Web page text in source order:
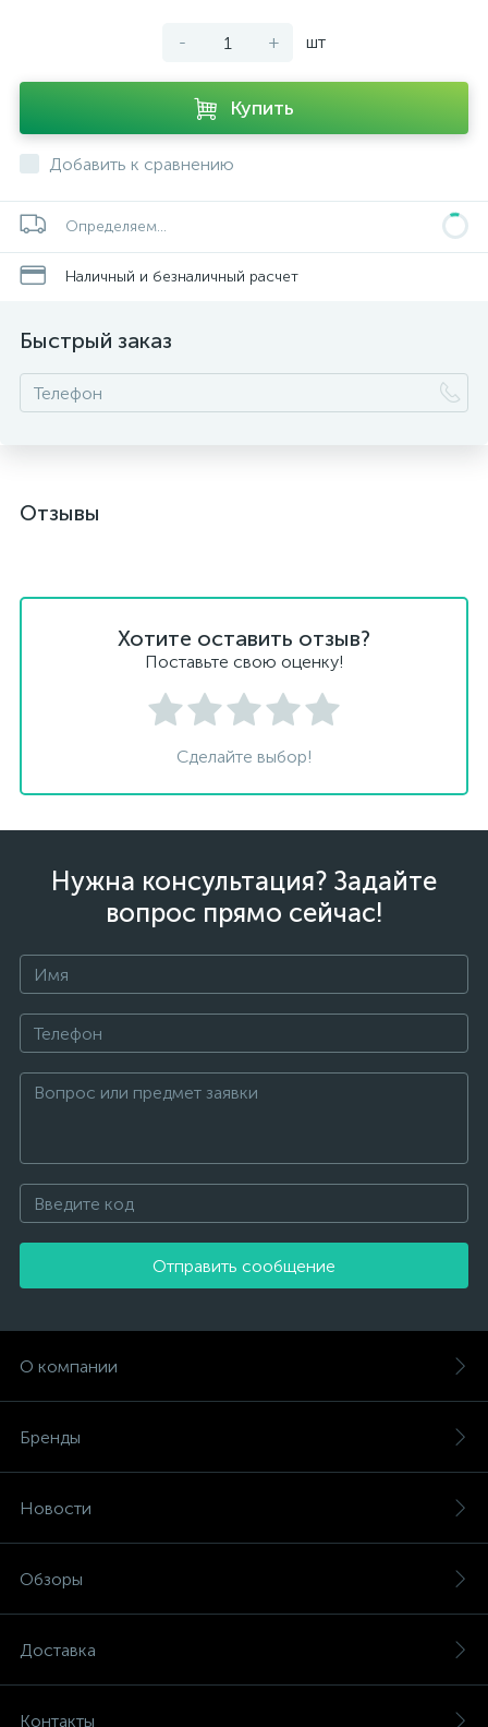
- + шт
Купить
Добавить к сравнению
Определяем...
Наличный и безналичный расчет
Быстрый заказ
Отзывы
Хотите оставить отзыв?
Поставьте свою оценку!
Сделайте выбор!
Нужна консультация? Задайте
вопрос прямо сейчас!
Отправить сообщение
О компании
Бренды
Новости
Обзоры
Доставка
Контакты